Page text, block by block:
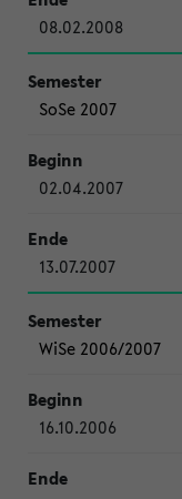
08.02.2008
SoSe 2007
02.04.2007
13.07.2007
WiSe 2006/2007
16.10.2006